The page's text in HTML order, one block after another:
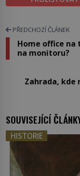
PŘEDCHOZÍ ČLÁNEK
Home office na
na monitoru?
Zahrada, kde
SOUVISEJÍCÍ
HISTORIE